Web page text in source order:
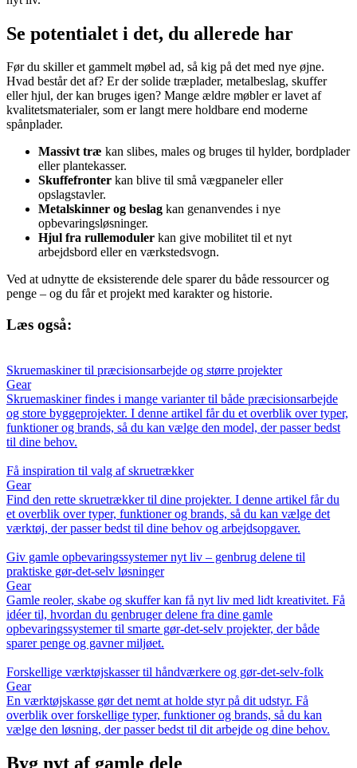
Se potentialet i det, du allerede har
Før du skiller et gammelt møbel ad, så kig på det med nye øjne.
Hvad består det af? Er der solide træplader, metalbeslag, skuffer
eller hjul, der kan bruges igen? Mange ældre møbler er lavet af
kvalitetsmaterialer, som er langt mere holdbare end moderne
spånplader.
Massivt træ kan slibes, males og bruges til hylder, bordplader
eller plantekasser.
Skuffefronter kan blive til små vægpaneler eller
opslagstavler.
Metalskinner og beslag kan genanvendes i nye
opbevaringsløsninger.
Hjul fra rullemoduler kan give mobilitet til et nyt
arbejdsbord eller en værkstedsvogn.
Ved at udnytte de eksisterende dele sparer du både ressourcer og
penge – og du får et projekt med karakter og historie.
Læs også:
Skruemaskiner til præcisionsarbejde og større projekter
Gear
Skruemaskiner findes i mange varianter til både præcisionsarbejde
og store byggeprojekter. I denne artikel får du et overblik over typer,
funktioner og brands, så du kan vælge den model, der passer bedst
til dine behov.
Få inspiration til valg af skruetrækker
Gear
Find den rette skruetrækker til dine projekter. I denne artikel får du
et overblik over typer, funktioner og brands, så du kan vælge det
værktøj, der passer bedst til dine behov og arbejdsopgaver.
Giv gamle opbevaringssystemer nyt liv – genbrug delene til
praktiske gør-det-selv løsninger
Gear
Gamle reoler, skabe og skuffer kan få nyt liv med lidt kreativitet. Få
idéer til, hvordan du genbruger delene fra dine gamle
opbevaringssystemer til smarte gør-det-selv projekter, der både
sparer penge og gavner miljøet.
Forskellige værktøjskasser til håndværkere og gør-det-selv-folk
Gear
En værktøjskasse gør det nemt at holde styr på dit udstyr. Få
overblik over forskellige typer, funktioner og brands, så du kan
vælge den løsning, der passer bedst til dit arbejde og dine behov.
Byg nyt af gamle dele